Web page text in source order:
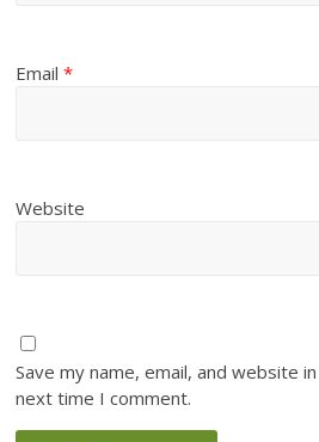
Email*
Website
Save my name, email, and website
next time I comment.